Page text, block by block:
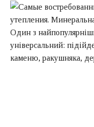
Один з
універсальний:
каменю, ракушняка,